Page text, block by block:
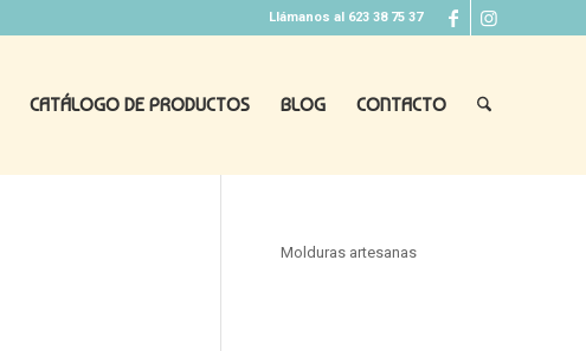
Llámanos al 623 38 75 37
CATÁLOGO DE PRODUCTOS BLOG CONTACTO
Molduras artesanas